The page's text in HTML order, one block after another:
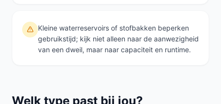
Kleine waterreservoirs of stofbakken beperken
gebruikstijd; kijk niet alleen naar de aanwezigheid
van een dweil, maar naar capaciteit en runtime.
Welk type past bij jou?